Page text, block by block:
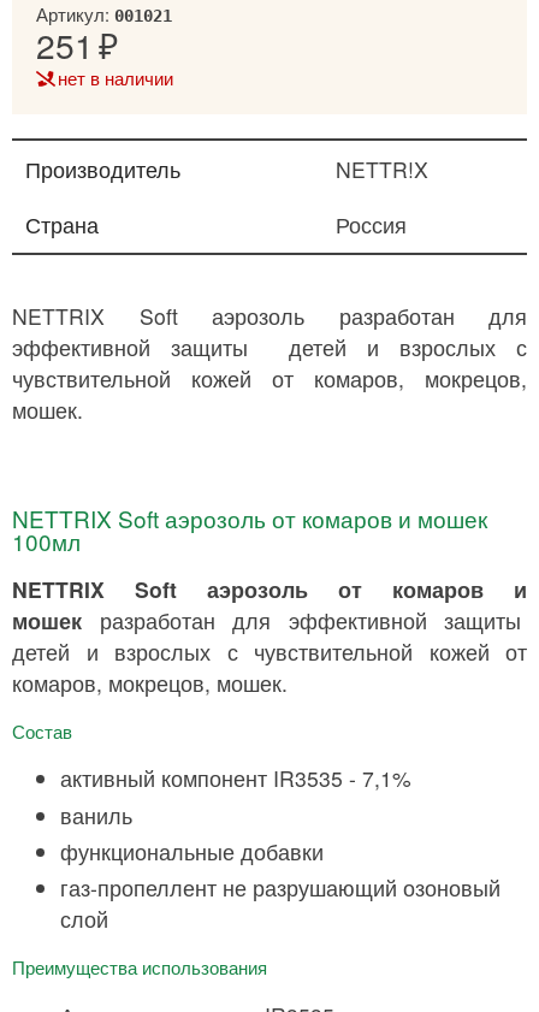
Артикул: 001021
251
нет в наличии
Производитель
NETTR!X
Страна
Россия
NETTRIX Soft аэрозоль разработан для
эффективной защиты детей и взрослых с
чувствительной кожей от комаров, мокрецов,
мошек.
NETTRIX Soft аэрозоль от комаров и мошек
100мл
NETTRIX Soft аэрозоль от комаров и
мошек разработан для эффективной защиты
детей и взрослых с чувствительной кожей от
комаров, мокрецов, мошек.
Состав
активный компонент IR3535 - 7,1%
ваниль
функциональные добавки
газ-пропеллент не разрушающий озоновый
слой
Преимущества использования